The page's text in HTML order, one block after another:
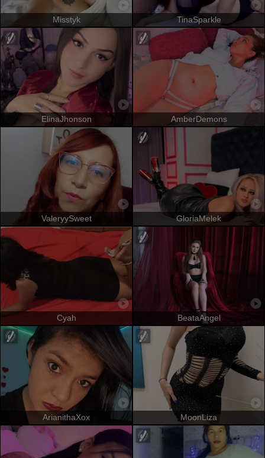
Misstyk TinaSparkle
ElinaJhonson AmberDemons
ValeryySweet GloriaMelek
Cyah BeataAngel
ArianithaXox MoonLiza